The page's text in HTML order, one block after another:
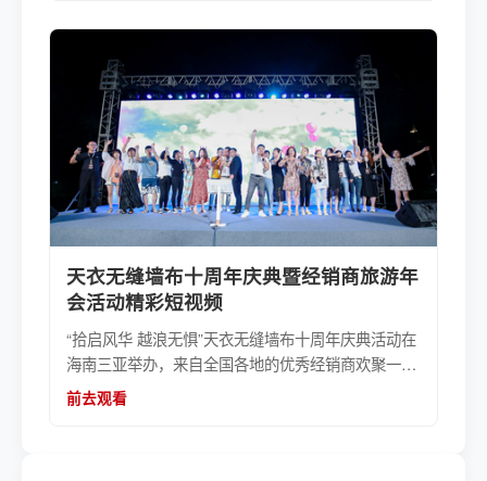
天衣无缝墙布十周年庆典暨经销商旅游年
会活动精彩短视频
“拾启风华 越浪无惧”天衣无缝墙布十周年庆典活动在
海南三亚举办，来自全国各地的优秀经销商欢聚一
堂，共襄行业盛举，共商发展之路，共享品牌成果。
本次周年庆典采用旅游度假的形式异地举办，策划安
前去观看